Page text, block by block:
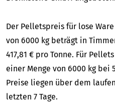
Der Pelletspreis für lose
von 6000 kg beträgt in
417,81 € pro Tonne. Für
einer Menge von 6000 kg bei
Preise liegen über dem
letzten 7 Tage.